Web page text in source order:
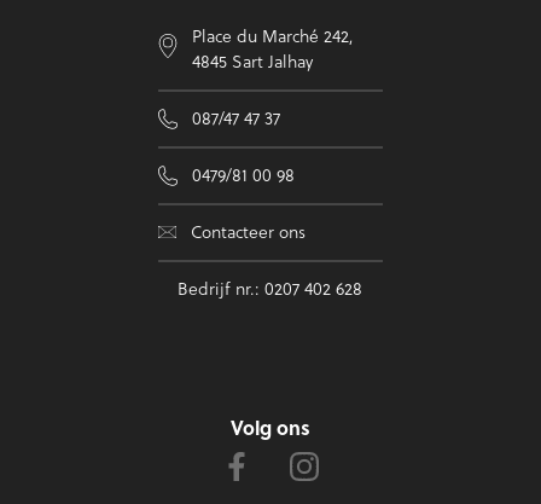
Place du Marché 242,
4845 Sart Jalhay
087/47 47 37
0479/81 00 98
Contacteer ons
Bedrijf nr.: 0207 402 628
Volg ons